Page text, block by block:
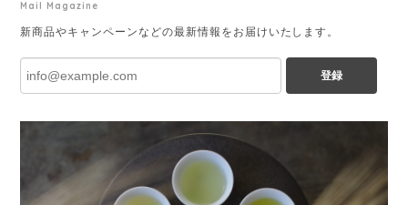
Mail Magazine
新商品やキャンペーンなどの最新情報をお届けいたします。
登録